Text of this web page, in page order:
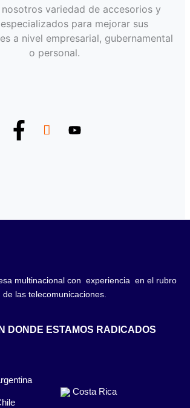
variedad de accesorios y
para mejorar sus
a nivel empresarial, gubernamental
o personal.
multinacional con experiencia en el rubro
de las telecomunicaciones.
DONDE ESTAMOS RADICADOS
Costa Rica